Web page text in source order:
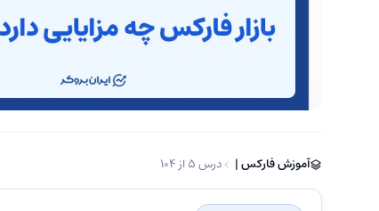
آموزش فارکس | ‌ درس 5 از 104